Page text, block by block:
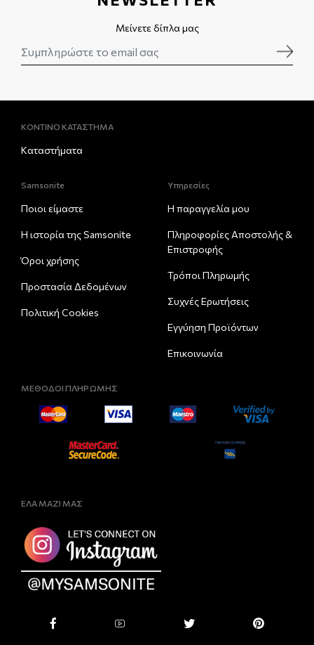
Μείνετε δίπλα μας
ΚΟΝΤΙΝΟ ΚΑΤΑΣΤΗΜΑ
Καταστήματα
Samsonite
Ποιοι είμαστε
Η ιστορία της Samsonite
Όροι χρήσης
Προστασία Δεδομένων
Πολιτική Cookies
Υπηρεσίες
Η παραγγελία μου
Πληροφορίες Αποστολής &
Eπιστροφής
Τρόποι Πληρωμής
Συχνές Ερωτήσεις
Εγγύηση Προϊόντων
Επικοινωνία
ΜΕΘΟΔΟΙ ΠΛΗΡΩΜΗΣ
ΕΛΑ ΜΑΖΙ ΜΑΣ